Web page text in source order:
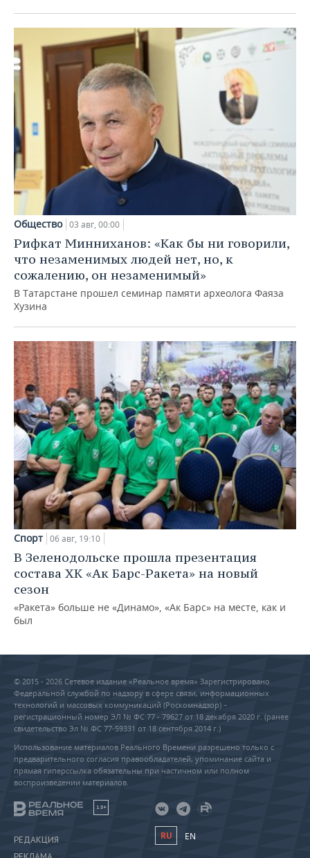
Общество 03 авг, 00:00
Рифкат Минниханов: «Как бы ни говорили,
что незаменимых людей нет, но, к
сожалению, он незаменимый»
В Татарстане прошел семинар памяти археолога Фаяза
Хузина
Спорт 06 авг, 19:10
В Зеленодольске прошла презентация
состава ХК «Ак Барс-Ракета» на новый
сезон
«Ракета» больше не «Динамо», «Ак Барс» на месте, как и
был
© 2015 - 2026 Сетевое издание «Реальное время» Зарегистрировано
Федеральной службой по надзору в сфере связи, информационных
технологий и массовых коммуникаций (Роскомнадзор) –
регистрационный номер ЭЛ № ФС 77 - 79627 от 18 декабря 2020 г. (ранее
свидетельство Эл № ФС 77-59331 от 18 сентября 2014 г.)
Использование материалов Реального Времени разрешено только с
предварительного согласия правообладателей, упоминание сайта и
прямая гиперссылка обязательны при частичном или полном
воспроизведении материалов.
18+
РЕДАКЦИЯ
RU EN